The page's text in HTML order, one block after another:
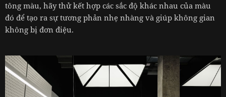
tông màu, hãy thử kết hợp các sắc độ khác nhau của màu
đó để tạo ra sự tương phản nhẹ nhàng và giúp không gian
không bị đơn điệu.